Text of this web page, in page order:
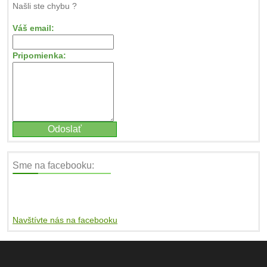
Našli ste chybu ?
Váš email:
Pripomienka:
Sme na facebooku:
Navštívte nás na facebooku